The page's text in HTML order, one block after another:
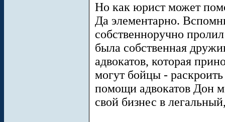
Но как юрист может
Да элементарно.
собственноручно
была собственная
адвокатов, которая
могут бойцы -
помощи адвокатов Дон
свой бизнес в